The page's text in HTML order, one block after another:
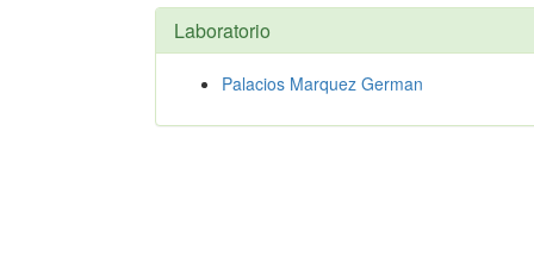
Laboratorio
Palacios Marquez German